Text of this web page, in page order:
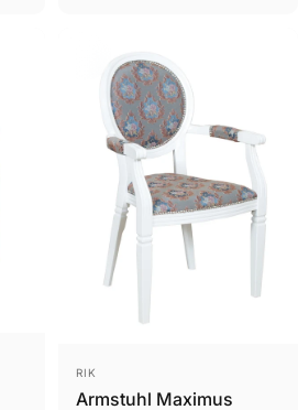
Anbieter:
RIK
Armstuhl Maximus